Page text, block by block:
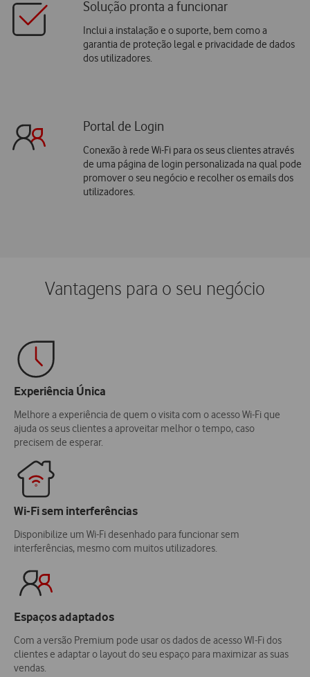
Solução pronta a funcionar
Inclui a instalação e o suporte, bem como a
garantia de proteção legal e privacidade de dados
dos utilizadores.
Portal de Login
Conexão à rede Wi-Fi para os seus clientes através
de uma página de login personalizada na qual pode
promover o seu negócio e recolher os emails dos
utilizadores.
Vantagens para o seu negócio
Experiência Única
Melhore a experiência de quem o visita com o acesso Wi-Fi que
ajuda os seus clientes a aproveitar melhor o tempo, caso
precisem de esperar.
Wi-Fi sem interferências
Disponibilize um Wi-Fi desenhado para funcionar sem
interferências, mesmo com muitos utilizadores.
Espaços adaptados
Com a versão Premium pode usar os dados de acesso WI-Fi dos
clientes e adaptar o layout do seu espaço para maximizar as suas
vendas.